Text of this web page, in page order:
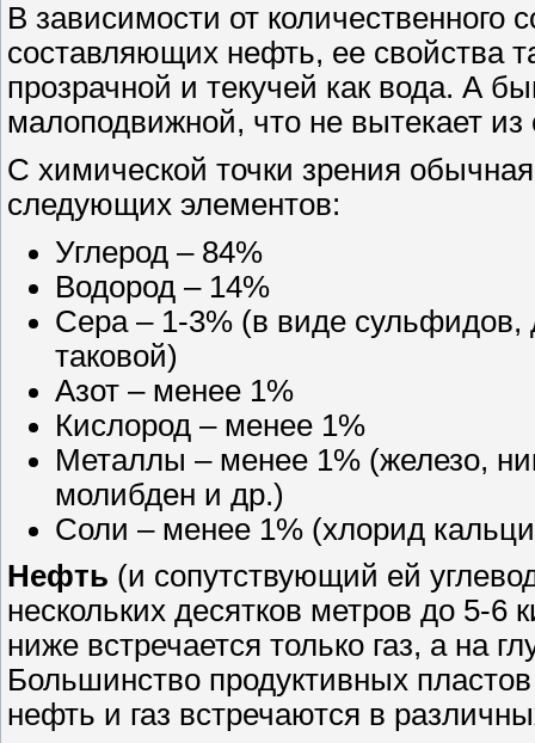
В зависимости от количественного
составляющих нефть, ее свойства
прозрачной и текучей как вода. А
малоподвижной, что не вытекает из
С химической точки зрения
следующих элементов:
Углерод – 84%
Водород – 14%
Сера – 1-3% (в виде сульфидов,
таковой)
Азот – менее 1%
Кислород – менее 1%
Металлы – менее 1% (железо,
молибден и др.)
Соли – менее 1% (хлорид
Нефть (и сопутствующий ей
нескольких десятков метров до 5-6
ниже встречается только газ, а на
Большинство продуктивных
нефть и газ встречаются в